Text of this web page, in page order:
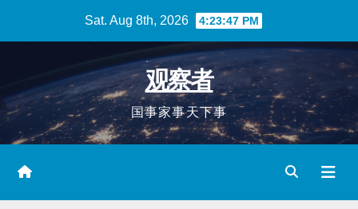
Sat. Aug 8th, 2026 4:23:48 PM
观察者
国事家事天下事